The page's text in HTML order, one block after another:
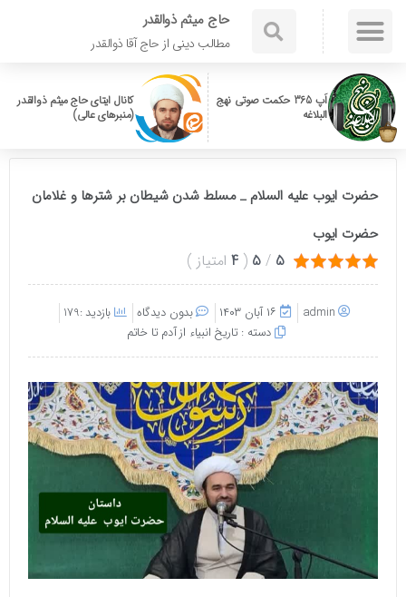
حاج میثم ذوالقدر
مطالب دینی از حاج آقا ذوالقدر
اَپ 365 حکمت صوتی نهج
البلاغه
کانال ایتای حاج میثم ذوالقدر
(منبرهای عالی)
حضرت ایوب علیه السلام _ مسلط شدن شیطان بر شترها و غلامان
حضرت ایوب
5
/
5
(
4 امتیاز)
admin ۱۶ آبان ۱۴۰۳ بدون دیدگاه
بازدید :179
دسته :تاریخ انبیاء از آدم تا خاتم